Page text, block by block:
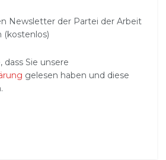
Newsletter der Partei der Arbeit
(kostenlos)
dass Sie unsere
gelesen haben und diese